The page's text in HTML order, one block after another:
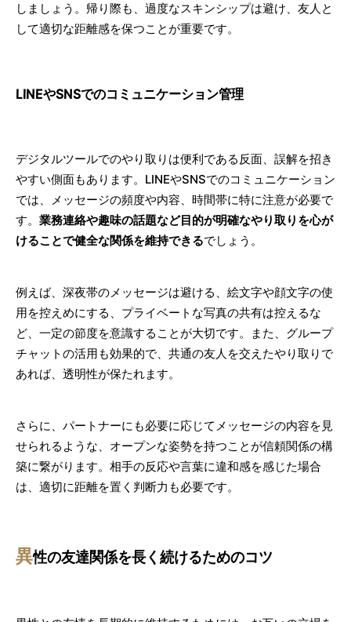
しましょう。帰り際も、過度なスキンシップは避け、友人と
して適切な距離感を保つことが重要です。
LINEやSNSでのコミュニケーション管理
デジタルツールでのやり取りは便利である反面、誤解を招き
やすい側面もあります。LINEやSNSでのコミュニケーション
では、メッセージの頻度や内容、時間帯に特に注意が必要で
す。 業務連絡や趣味の話題など目的が明確なやり取りを心が
けることで健全な関係を維持できるでしょう。
例えば、深夜帯のメッセージは避ける、絵文字や顔文字の使
用を控えめにする、プライベートな写真の共有は控えるな
ど、一定の節度を意識することが大切です。また、グループ
チャットの活用も効果的で、共通の友人を交えたやり取りで
あれば、透明性が保たれます。
さらに、パートナーにも必要に応じてメッセージの内容を見
せられるような、オープンな姿勢を持つことが信頼関係の構
築に繋がります。相手の反応や言葉に違和感を感じた場合
は、適切に距離を置く判断力も必要です。
異性の友達関係を長く続けるためのコツ